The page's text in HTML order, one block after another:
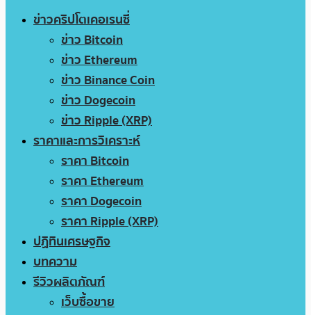
ข่าวคริปโตเคอเรนซี่
ข่าว Bitcoin
ข่าว Ethereum
ข่าว Binance Coin
ข่าว Dogecoin
ข่าว Ripple (XRP)
ราคาและการวิเคราะห์
ราคา Bitcoin
ราคา Ethereum
ราคา Dogecoin
ราคา Ripple (XRP)
ปฏิทินเศรษฐกิจ
บทความ
รีวิวผลิตภัณฑ์
เว็บซื้อขาย